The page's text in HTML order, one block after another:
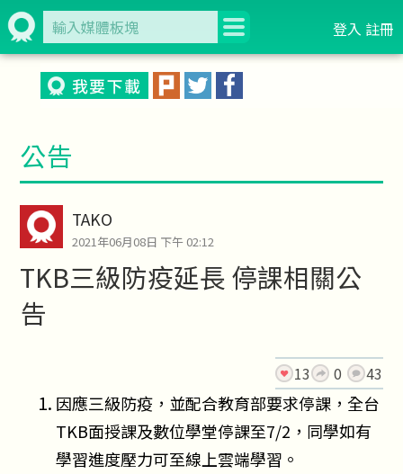
登入 註冊
公告
TAKO
2021年06月08日 下午 02:12
TKB三級防疫延長 停課相關公
告
13 0 43
因應三級防疫，並配合教育部要求停課，全台
TKB面授課及數位學堂停課至7/2，同學如有
學習進度壓力可至線上雲端學習。